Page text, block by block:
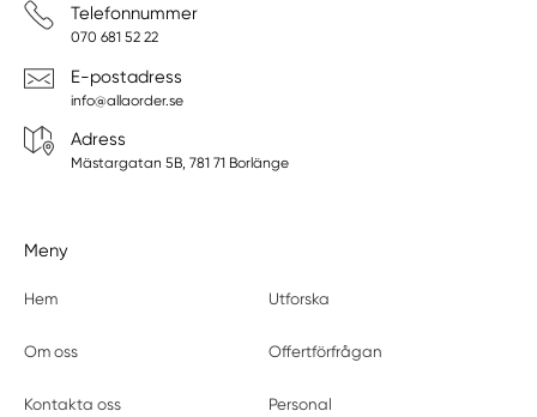
Telefonnummer
070 681 52 22
E-postadress
info@allaorder.se
Adress
Mästargatan 5B, 781 71 Borlänge
Meny
Hem Utforska
Om oss Offertförfrågan
Kontakta oss Personal